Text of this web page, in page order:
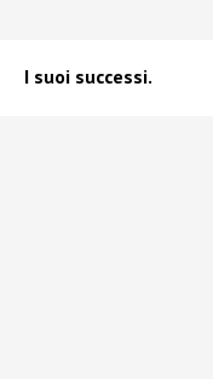
I suoi successi.